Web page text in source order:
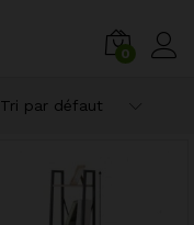
0
Tri par défaut